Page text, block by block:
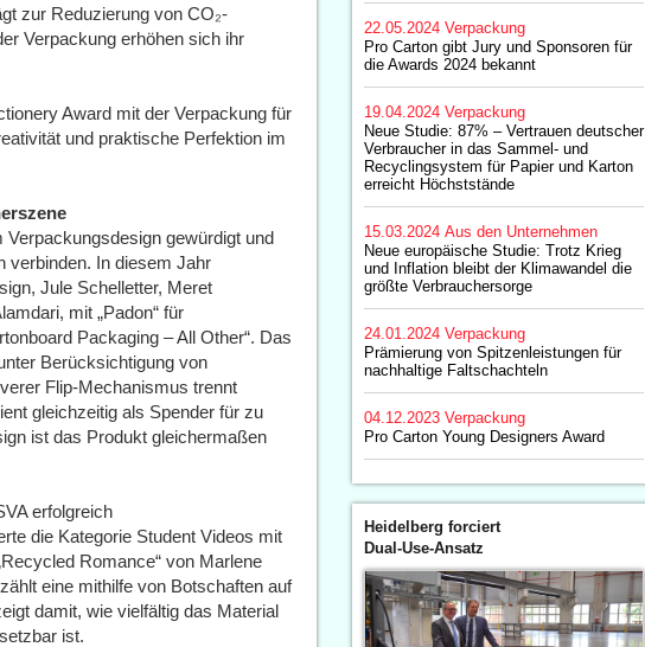
zur Reduzierung von CO₂-
Verpackung erhöhen sich ihr
Award mit der Verpackung für
und praktische Perfektion im
gewürdigt und
verbinden. In diesem Jahr
Jule Schelletter, Meret
mit „Padon“ für
Packaging – All Other“. Das
Berücksichtigung von
Flip-Mechanismus trennt
gleichzeitig als Spender für zu
ist das Produkt gleichermaßen
erfolgreich
die Kategorie Student Videos mit
Romance“ von Marlene
eine mithilfe von Botschaften auf
damit, wie vielfältig das Material
ist.
22.05.2024 Verpackung
Pro Carton gibt Jury und Sponsoren für
die Awards 2024 bekannt
19.04.2024 Verpackung
Neue Studie: 87% – Vertrauen deutscher
Verbraucher in das Sammel- und
Recyclingsystem für Papier und Karton
erreicht Höchststände
15.03.2024 Aus den Unternehmen
Neue europäische Studie: Trotz Krieg
und Inflation bleibt der Klimawandel die
größte Verbrauchersorge
24.01.2024 Verpackung
Prämierung von Spitzenleistungen für
nachhaltige Faltschachteln
04.12.2023 Verpackung
Pro Carton Young Designers Award
Heidelberg forciert
Dual-Use-Ansatz